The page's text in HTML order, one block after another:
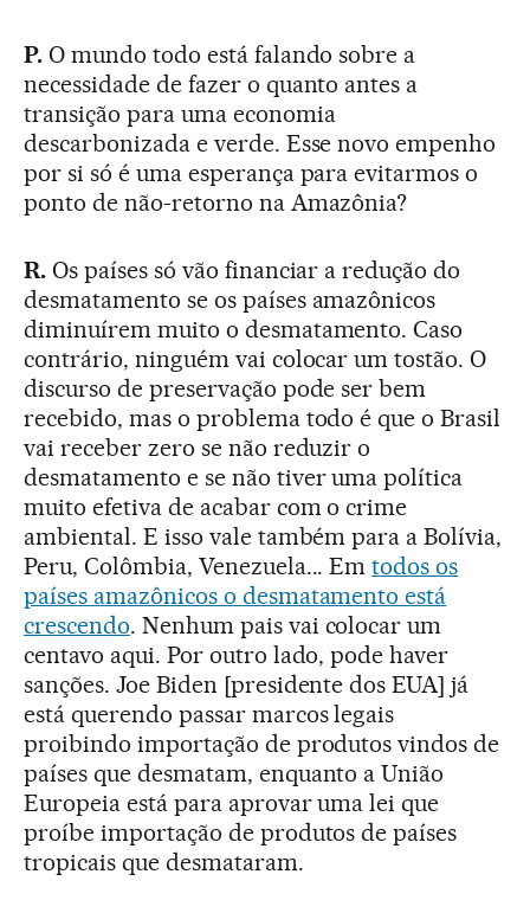
P.O mundo todo está falando sobre a
necessidade de fazer o quanto antes a
transição para uma economia
descarbonizada e verde. Esse novo empenho
por si só é uma esperança para evitarmos o
ponto de não-retorno na Amazônia?
R.Os países só vão financiar a redução do
desmatamento se os países amazônicos
diminuírem muito o desmatamento. Caso
contrário, ninguém vai colocar um tostão. O
discurso de preservação pode ser bem
recebido, mas o problema todo é que o Brasil
vai receber zero se não reduzir o
desmatamento e se não tiver uma política
muito efetiva de acabar com o crime
ambiental. E isso vale também para a Bolívia,
Peru, Colômbia, Venezuela... Emtodos os
países amazônicos o desmatamento está
crescendo. Nenhum pais vai colocar um
centavo aqui. Por outro lado, pode haver
sanções. Joe Biden [presidente dos EUA] já
está querendo passar marcos legais
proibindo importação de produtos vindos de
países que desmatam, enquanto a União
Europeia está para aprovar uma lei que
proíbe importação de produtos de países
tropicais que desmataram.